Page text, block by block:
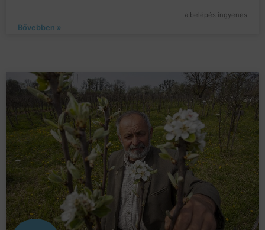
a belépés ingyenes
Bővebben »